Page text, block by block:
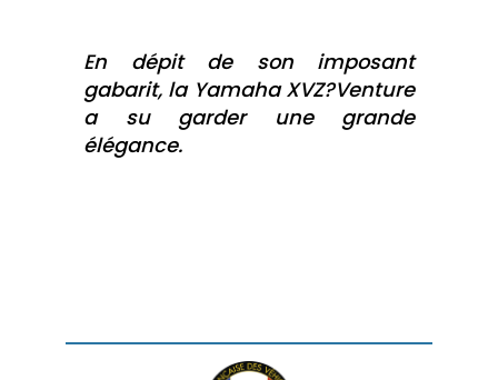
En dépit de son imposant
gabarit, la Yamaha XVZ?Venture
a su garder une grande
élégance.